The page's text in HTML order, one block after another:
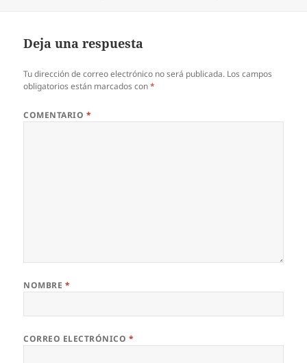
Deja una respuesta
Tu dirección de correo electrónico no será publicada. Los campos
obligatorios están marcados con*
COMENTARIO *
NOMBRE *
CORREO ELECTRÓNICO *